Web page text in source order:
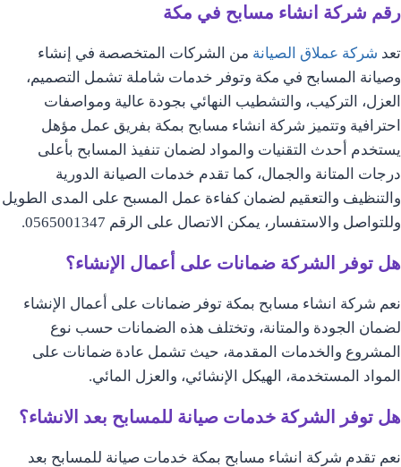
رقم شركة انشاء مسابح في مكة
تعد شركة عملاق الصيانة من الشركات المتخصصة في إنشاء
وصيانة المسابح في مكة وتوفر خدمات شاملة تشمل التصميم،
العزل، التركيب، والتشطيب النهائي بجودة عالية ومواصفات
احترافية وتتميز شركة انشاء مسابح بمكة بفريق عمل مؤهل
يستخدم أحدث التقنيات والمواد لضمان تنفيذ المسابح بأعلى
درجات المتانة والجمال، كما تقدم خدمات الصيانة الدورية
والتنظيف والتعقيم لضمان كفاءة عمل المسبح على المدى الطويل
وللتواصل والاستفسار، يمكن الاتصال على الرقم 0565001347.
هل توفر الشركة ضمانات على أعمال الإنشاء؟
نعم شركة انشاء مسابح بمكة توفر ضمانات على أعمال الإنشاء
لضمان الجودة والمتانة، وتختلف هذه الضمانات حسب نوع
المشروع والخدمات المقدمة، حيث تشمل عادة ضمانات على
المواد المستخدمة، الهيكل الإنشائي، والعزل المائي.
هل توفر الشركة خدمات صيانة للمسابح بعد الانشاء؟
نعم تقدم شركة انشاء مسابح بمكة خدمات صيانة للمسابح بعد